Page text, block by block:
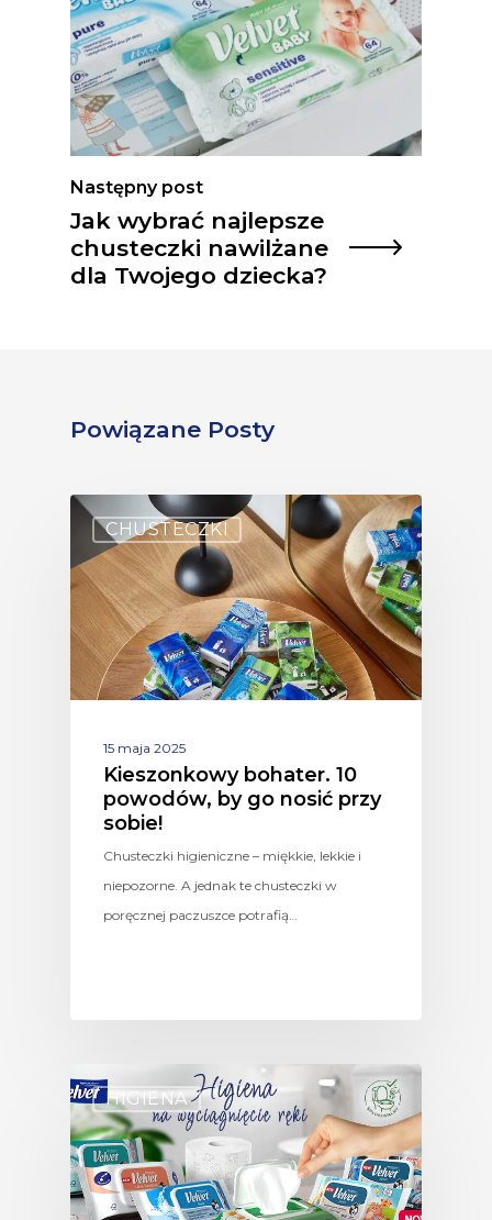
Następny post
Jak wybrać najlepsze
chusteczki nawilżane
dla Twojego dziecka?
Powiązane Posty
CHUSTECZKI
15 maja 2025
Kieszonkowy bohater. 10
powodów, by go nosić przy
sobie!
Chusteczki higieniczne – miękkie, lekkie i
niepozorne. A jednak te chusteczki w
poręcznej paczuszce potrafią…
HIGIENA